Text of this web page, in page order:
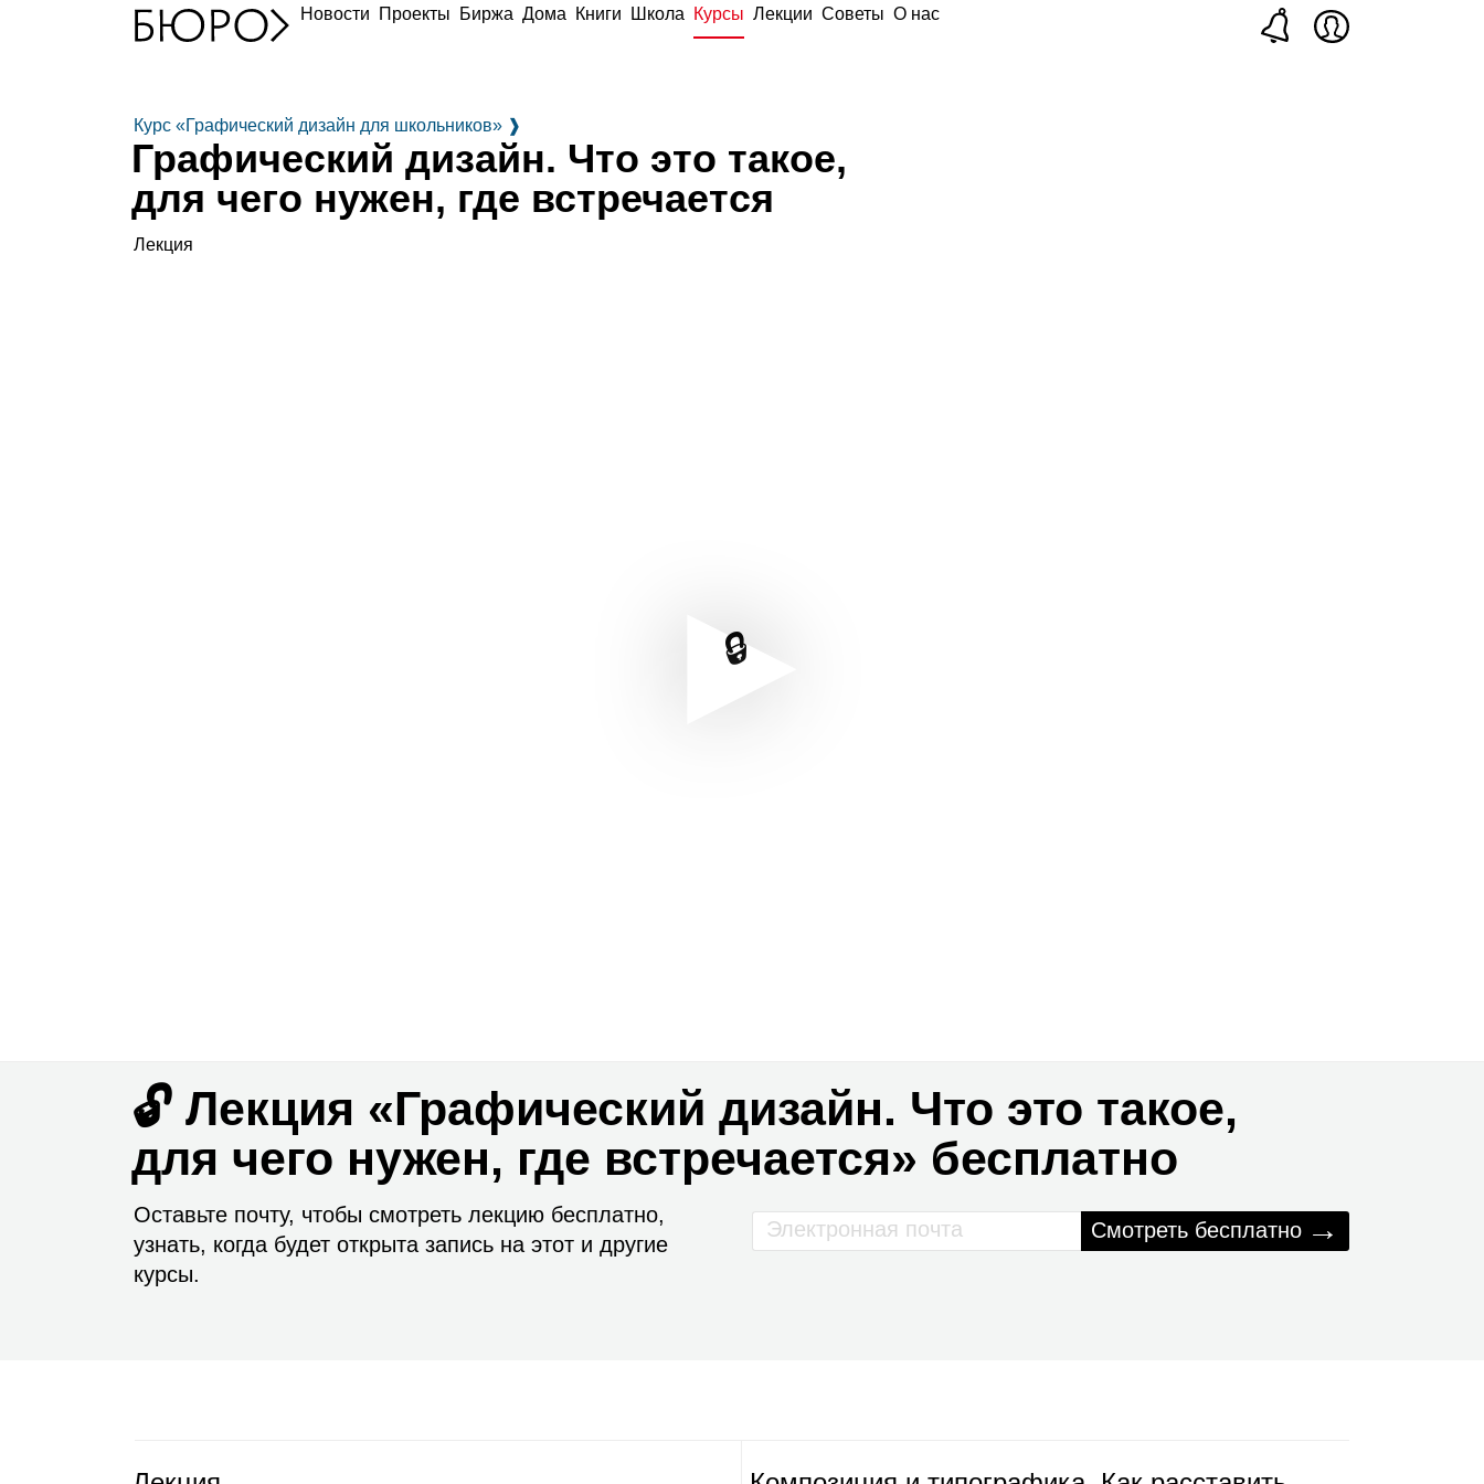
Новости Проекты Биржа Дома Книги Школа Курсы Лекции Советы О нас
Курс «Графический дизайн для школьников»❱
Графический дизайн. Что это такое,
для чего нужен, где встречается
Лекция
🔓 Лекция «Графический дизайн. Что это такое,
для чего нужен, где встречается» бесплатно
Оставьте почту, чтобы смотреть лекцию бесплатно,
узнать, когда будет открыта запись на этот и другие
курсы.
Смотреть бесплатно →